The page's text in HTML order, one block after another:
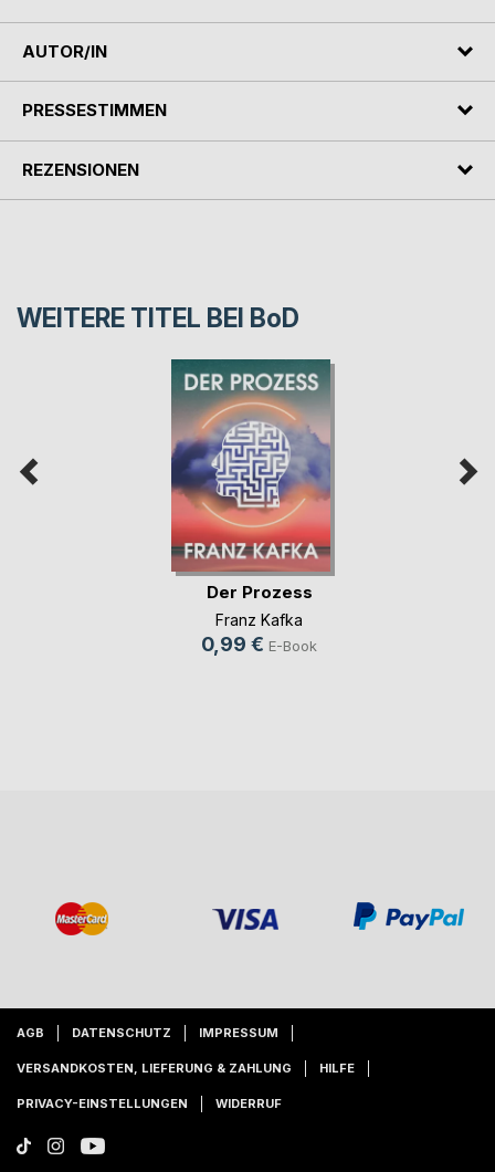
AUTOR/IN
PRESSESTIMMEN
REZENSIONEN
WEITERE TITEL BEI BoD
Der Prozess
Franz Kafka
0,99 € E-Book
AGB DATENSCHUTZ IMPRESSUM
VERSANDKOSTEN, LIEFERUNG & ZAHLUNG HILFE
PRIVACY-EINSTELLUNGEN WIDERRUF